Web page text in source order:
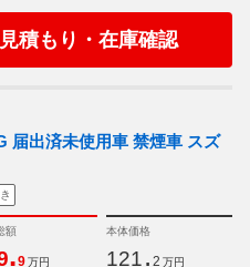
見積もり・在庫確認
届出済未使用車 禁煙車 スズ
額
.9 万円
本体価格
121. 2 万円